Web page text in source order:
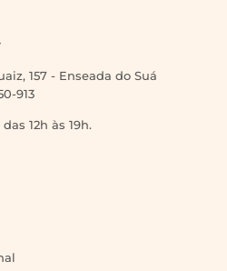
157 - Enseada do Suá
913
12h às 19h.